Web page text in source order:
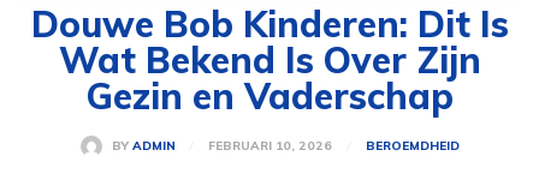
Douwe Bob Kinderen: Dit Is
Wat Bekend Is Over Zijn
Gezin en Vaderschap
BY ADMIN FEBRUARI 10, 2026 BEROEMDHEID